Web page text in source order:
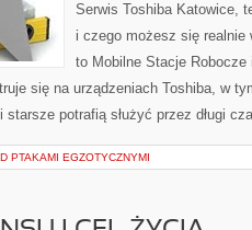
Serwis Toshiba Katowice,
i czego możesz się realnie
to Mobilne Stacje
się na urządzeniach Toshiba, w
starsze potrafią służyć przez długi
PTAKAMI EGZOTYCZNYMI